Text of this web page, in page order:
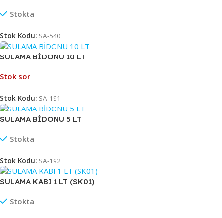
Stokta
Stok Kodu: SA-540
SULAMA BİDONU 10 LT
Stok sor
Stok Kodu: SA-191
SULAMA BİDONU 5 LT
Stokta
Stok Kodu: SA-192
SULAMA KABI 1 LT (SK01)
Stokta